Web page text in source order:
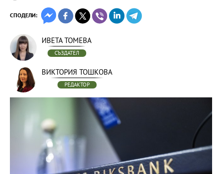
СПОДЕЛИ:
ИВЕТА ТОМЕВА
СЪЗДАТЕЛ
ВИКТОРИЯ ТОШКОВА
РЕДАКТОР